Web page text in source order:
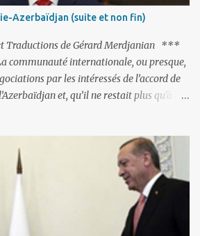
comme les politiciens ne lui suffisent
de l'Église arménienne, les...
Azerbaïdjan (suite et non fin)
de Gérard Merdjanian ***
internationale, ou presque,
par les intéressés de l’accord de
et, qu’il ne restait plus qu’à le
portaient sur la renonciation aux
mutuelles et sur l'abstention de
d'autres pays le long de la frontière
C’est chose faite, l’Arménie a
s’y attendre, Bakou a posé de
: 1- L’Arménie doit demander la